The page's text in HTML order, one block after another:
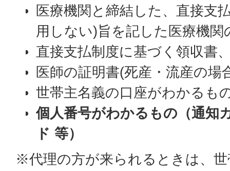
医療機関と締結した、直接支
用しない)旨を記した医療機関
直接支払制度に基づく領収書
医師の証明書(死産・流産の場
世帯主名義の口座がわかるも
個人番号がわかるもの（通知
ド 等）
※代理の方が来られるときは、